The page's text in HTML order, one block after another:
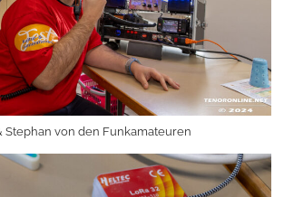
Stephan von den Funkamateuren